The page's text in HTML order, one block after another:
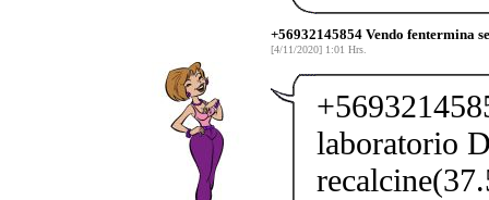
+56932145854 Vendo fentermina
[4/11/2020] 1:01 Hrs.
laboratorio